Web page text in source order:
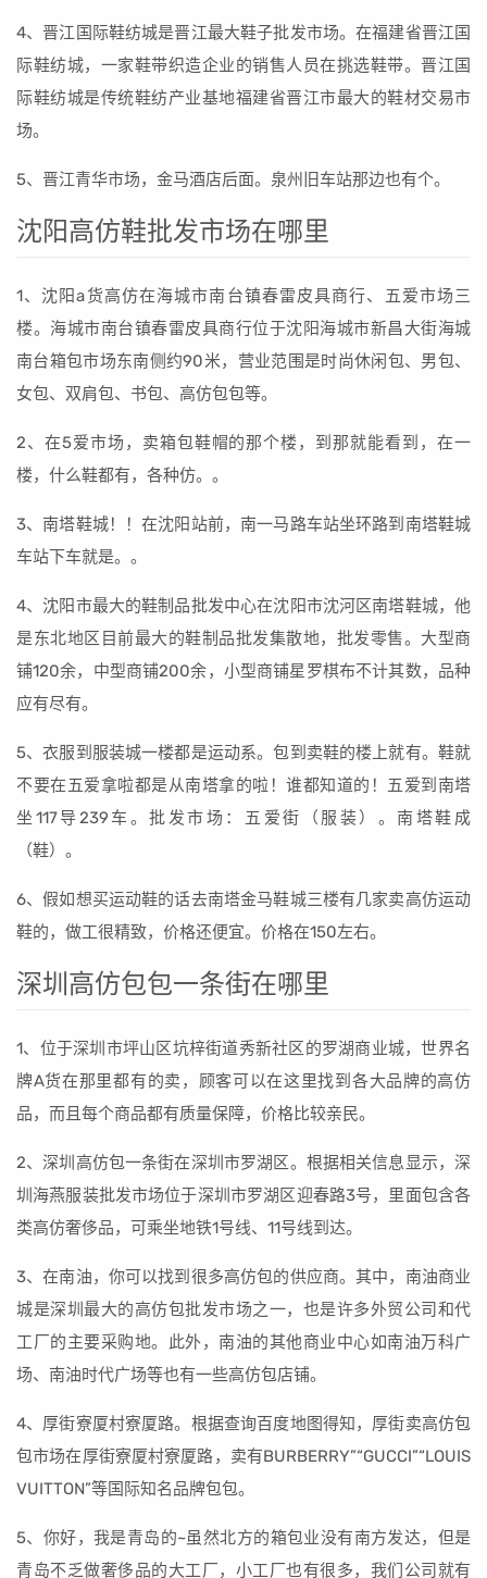
4、晋江国际鞋纺城是晋江最大鞋子批发市场。在福建省晋江国
际鞋纺城，一家鞋带织造企业的销售人员在挑选鞋带。晋江国
际鞋纺城是传统鞋纺产业基地福建省晋江市最大的鞋材交易市
场。
5、晋江青华市场，金马酒店后面。泉州旧车站那边也有个。
沈阳高仿鞋批发市场在哪里
1、沈阳a货高仿在海城市南台镇春雷皮具商行、五爱市场三
楼。海城市南台镇春雷皮具商行位于沈阳海城市新昌大街海城
南台箱包市场东南侧约90米，营业范围是时尚休闲包、男包、
女包、双肩包、书包、高仿包包等。
2、在5爱市场，卖箱包鞋帽的那个楼，到那就能看到，在一
楼，什么鞋都有，各种仿。。
3、南塔鞋城！！在沈阳站前，南一马路车站坐环路到南塔鞋城
车站下车就是。。
4、沈阳市最大的鞋制品批发中心在沈阳市沈河区南塔鞋城，他
是东北地区目前最大的鞋制品批发集散地，批发零售。大型商
铺120余，中型商铺200余，小型商铺星罗棋布不计其数，品种
应有尽有。
5、衣服到服装城一楼都是运动系。包到卖鞋的楼上就有。鞋就
不要在五爱拿啦都是从南塔拿的啦！谁都知道的！五爱到南塔
坐117导239车。批发市场：五爱街（服装）。南塔鞋成
（鞋）。
6、假如想买运动鞋的话去南塔金马鞋城三楼有几家卖高仿运动
鞋的，做工很精致，价格还便宜。价格在150左右。
深圳高仿包包一条街在哪里
1、位于深圳市坪山区坑梓街道秀新社区的罗湖商业城，世界名
牌A货在那里都有的卖，顾客可以在这里找到各大品牌的高仿
品，而且每个商品都有质量保障，价格比较亲民。
2、深圳高仿包一条街在深圳市罗湖区。根据相关信息显示，深
圳海燕服装批发市场位于深圳市罗湖区迎春路3号，里面包含各
类高仿奢侈品，可乘坐地铁1号线、11号线到达。
3、在南油，你可以找到很多高仿包的供应商。其中，南油商业
城是深圳最大的高仿包批发市场之一，也是许多外贸公司和代
工厂的主要采购地。此外，南油的其他商业中心如南油万科广
场、南油时代广场等也有一些高仿包店铺。
4、厚街寮厦村寮厦路。根据查询百度地图得知，厚街卖高仿包
包市场在厚街寮厦村寮厦路，卖有BURBERRY”“GUCCI”“LOUIS
VUITTON”等国际知名品牌包包。
5、你好，我是青岛的~虽然北方的箱包业没有南方发达，但是
青岛不乏做奢侈品的大工厂，小工厂也有很多，我们公司就有